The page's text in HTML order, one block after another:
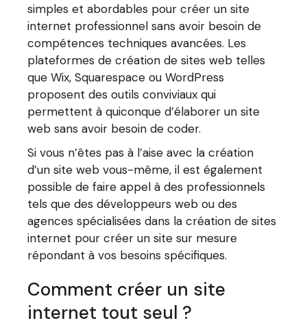
simples et abordables pour créer un site
internet professionnel sans avoir besoin de
compétences techniques avancées. Les
plateformes de création de sites web telles
que Wix, Squarespace ou WordPress
proposent des outils conviviaux qui
permettent à quiconque d’élaborer un site
web sans avoir besoin de coder.
Si vous n’êtes pas à l’aise avec la création
d’un site web vous-même, il est également
possible de faire appel à des professionnels
tels que des développeurs web ou des
agences spécialisées dans la création de sites
internet pour créer un site sur mesure
répondant à vos besoins spécifiques.
Comment créer un site
internet tout seul ?